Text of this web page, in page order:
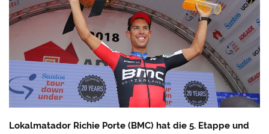
Lokalmatador Richie Porte (BMC) hat die 5. Etappe und